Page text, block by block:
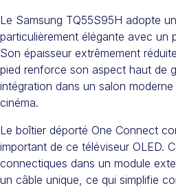
Le Samsung TQ55S95H adopte
particulièrement élégante avec un
Son épaisseur extrêmement
pied renforce son aspect haut de
intégration dans un salon
cinéma.
Le boîtier déporté One Connect
important de ce téléviseur OLED.
connectiques dans un module
un câble unique, ce qui simplifie